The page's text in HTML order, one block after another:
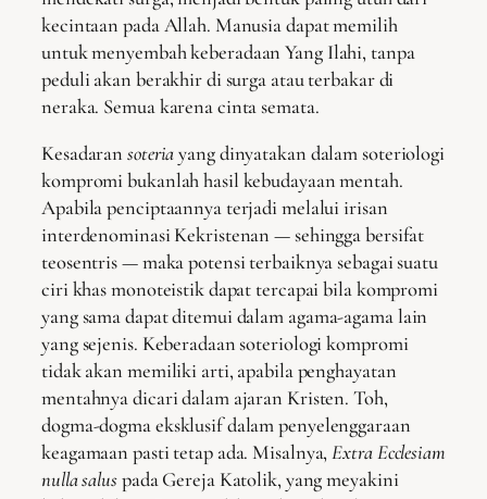
kecintaan pada Allah. Manusia dapat memilih
untuk menyembah keberadaan Yang Ilahi, tanpa
peduli akan berakhir di surga atau terbakar di
neraka. Semua karena cinta semata.
Kesadaran soteriayang dinyatakan dalam soteriologi
kompromi bukanlah hasil kebudayaan mentah.
Apabila penciptaannya terjadi melalui irisan
interdenominasi Kekristenan — sehingga bersifat
teosentris — maka potensi terbaiknya sebagai suatu
ciri khas monoteistik dapat tercapai bila kompromi
yang sama dapat ditemui dalam agama-agama lain
yang sejenis. Keberadaan soteriologi kompromi
tidak akan memiliki arti, apabila penghayatan
mentahnya dicari dalam ajaran Kristen. Toh,
dogma-dogma eksklusif dalam penyelenggaraan
keagamaan pasti tetap ada. Misalnya,Extra Ecclesiam
nulla saluspada Gereja Katolik, yang meyakini